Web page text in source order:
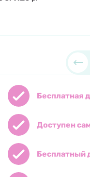
Бесплатная
Доступен
Бесплатный